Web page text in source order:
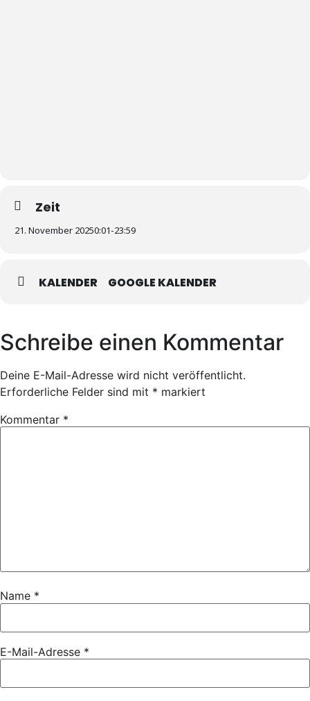
Zeit
21. November 20250:01-23:59
KALENDER GOOGLE KALENDER
Schreibe einen Kommentar
Deine E-Mail-Adresse wird nicht veröffentlicht.
Erforderliche Felder sind mit * markiert
Kommentar *
Name *
E-Mail-Adresse *